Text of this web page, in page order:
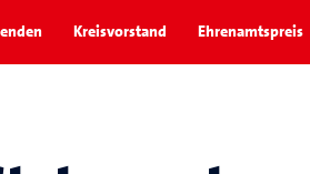
Kreisvorstand Ehrenamtspreis